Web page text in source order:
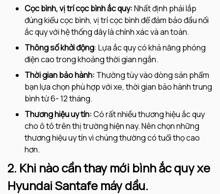
Cọc bình, vị trí cọc bình ắc quy:Nhất định phải lắp
đúng kiểu cọc bình, vị trí cọc bình để đảm bảo đầu nối
ắc quy với hệ thống dây là chính xác và an toàn.
Thông số khởi động: Lựa ắc quy có khả năng phóng
điện cao trong khoảng thời gian ngắn.
Thời gian bảo hành: Thường tùy vào dòng sản phẩm
bạn lựa chọn phù hợp với xe, thời gian bảo hành trung
bình từ 6- 12 tháng.
Thương hiệu uy tín:Có rất nhiều thương hiệu ắc quy
cho ô tô trên thị trường hiện nay. Nên chọn những
thương hiệu uy tín vì chúng thường có tuổi thọ cao
hơn.
2. Khi nào cần thay mới bình ắc quy xe
Hyundai Santafe máy dầu.